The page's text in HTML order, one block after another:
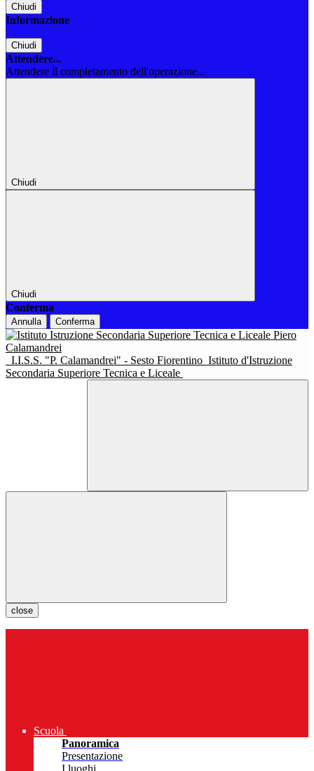
Chiudi
Informazione
Chiudi
Attendere...
Attendere il completamento dell'operazione...
Chiudi
Chiudi
Conferma
Annulla Conferma
I.I.S.S. "P. Calamandrei" - Sesto Fiorentino Istituto d'Istruzione
Secondaria Superiore Tecnica e Liceale
close
Scuola
Panoramica
Presentazione